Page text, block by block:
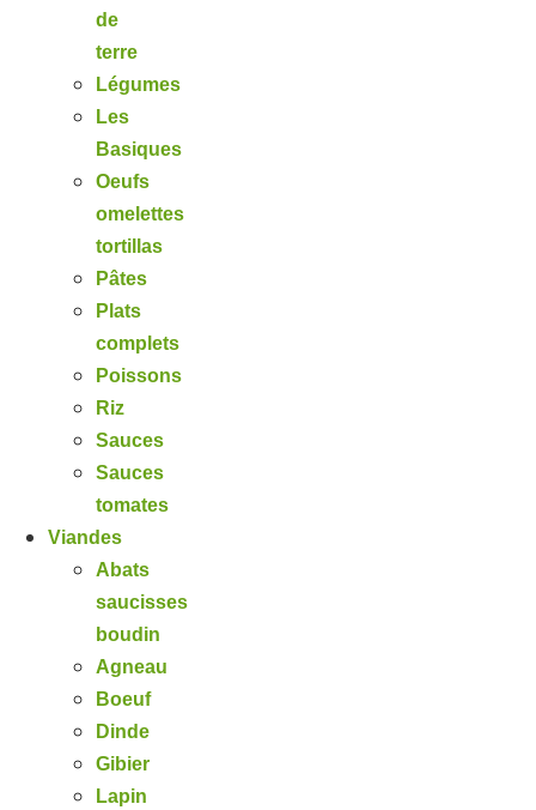
de
terre
Légumes
Les
Basiques
Oeufs
omelettes
tortillas
Pâtes
Plats
complets
Poissons
Riz
Sauces
Sauces
tomates
Viandes
Abats
saucisses
boudin
Agneau
Boeuf
Dinde
Gibier
Lapin